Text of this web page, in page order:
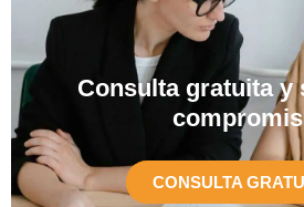
Consulta gratuita y
CONSULTA